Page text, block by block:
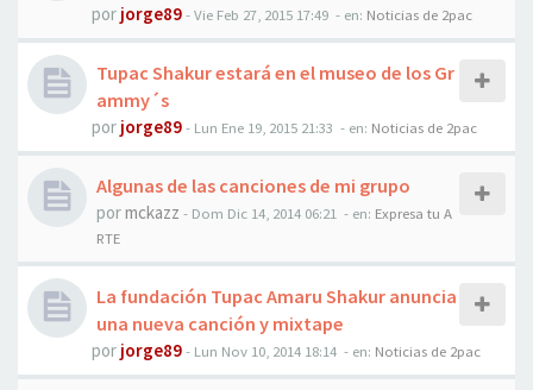
por jorge89-Vie Feb 27, 2015 17:49 - en: Noticias de 2pac
Tupac Shakur estará en el museo de los Gr
ammy´s
por jorge89- Lun Ene 19, 2015 21:33 - en: Noticias de 2pac
Algunas de las canciones de mi grupo
pormckazz - Dom Dic 14, 2014 06:21 - en: Expresa tu A
RTE
La fundación Tupac Amaru Shakur anuncia
una nueva canción y mixtape
por jorge89- Lun Nov 10, 2014 18:14 - en: Noticias de 2pac